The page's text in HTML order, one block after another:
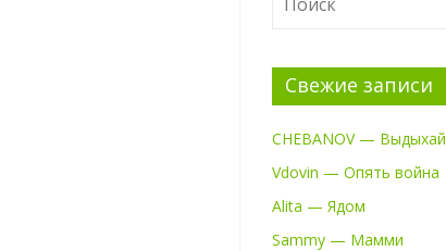
Свежие записи
CHEBANOV — Выдыхай
Vdovin — Опять война
Alita — Ядом
Sammy — Мамми